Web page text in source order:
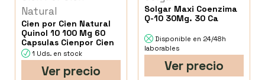
Natural
Cien por Cien Natural
Quinol 10 100 Mg 60
Capsulas Cienpor Cien
1 Uds. en stock
Ver precio
Solgar Maxi Coenzima
Q-10 30Mg. 30 Ca
Disponible en 24/48h
laborables
Ver precio